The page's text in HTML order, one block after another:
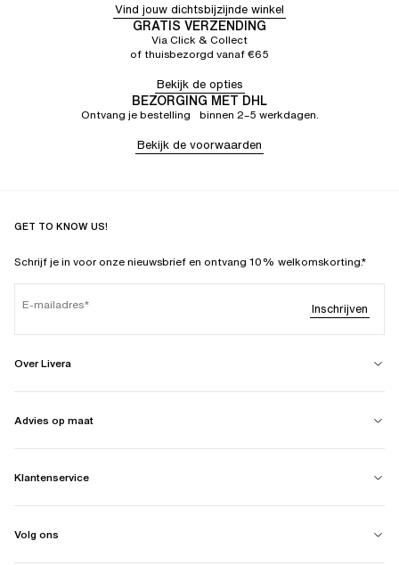
Vind jouw dichtsbijzijnde winkel
GRATIS VERZENDING
Via Click & Collect
of thuisbezorgd vanaf €65
Bekijk de opties
BEZORGING MET DHL
Ontvang je bestelling binnen 2–5 werkdagen.
Bekijk de voorwaarden
GET TO KNOW US!
Schrijf je in voor onze nieuwsbrief en ontvang 10% welkomskorting.*
E-mailadres Inschrijven
Over Livera
Advies op maat
Klantenservice
Volg ons